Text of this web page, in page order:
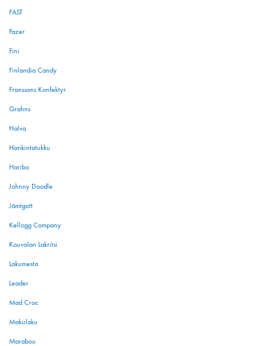
FAST
Fazer
Fini
Finlandia Candy
Franssons Konfektyr
Grahns
Halva
Hankintatukku
Haribo
Johnny Doodle
Jämtgott
Kellogg Company
Kouvolan Lakritsi
Lakumesta
Leader
Mad Croc
Makulaku
Marabou